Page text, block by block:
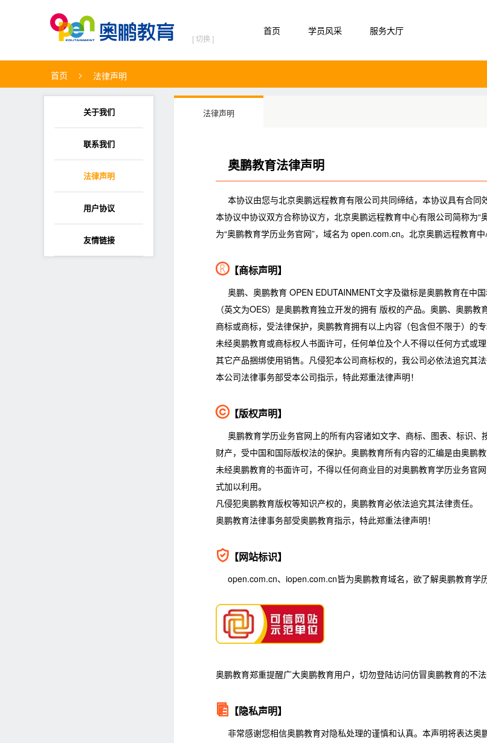
[ 切换 ]
首页 学员风采 服务大厅
首页 > 法律声明
关于我们
联系我们
法律声明
用户协议
友情链接
法律声明
奥鹏教育法律声明
本协议由您与北京奥鹏远程教育有限公司共同缔结，本协议具有合同
本协议中协议双方合称协议方，北京奥鹏远程教育中心有限公司简称为
为“奥鹏教育学历业务官网”，域名为 open.com.cn。北京奥鹏远程教育
【商标声明】
奥鹏、奥鹏教育 OPEN EDUTAINMENT文字及徽标是奥鹏教育在中
（英文为OES）是奥鹏教育独立开发的拥有 版权的产品。奥鹏、奥鹏
商标或商标，受法律保护，奥鹏教育拥有以上内容（包含但不限于）的
未经奥鹏教育或商标权人书面许可，任何单位及个人不得以任何方式或
其它产品捆绑使用销售。凡侵犯本公司商标权的，我公司必依法追究其法
本公司法律事务部受本公司指示，特此郑重法律声明！
【版权声明】
奥鹏教育学历业务官网上的所有内容诸如文字、商标、图表、标识
财产，受中国和国际版权法的保护。奥鹏教育所有内容的汇编是由奥鹏
未经奥鹏教育的书面许可，不得以任何商业目的对奥鹏教育学历业务官
式加以利用。
凡侵犯奥鹏教育版权等知识产权的，奥鹏教育必依法追究其法律责任。
奥鹏教育法律事务部受奥鹏教育指示，特此郑重法律声明！
【网站标识】
open.com.cn、iopen.com.cn皆为奥鹏教育域名，欲了解奥鹏教育学
奥鹏教育郑重提醒广大奥鹏教育用户，切勿登陆访问仿冒奥鹏教育的不法
 【隐私声明】
非常感谢您相信奥鹏教育对隐私处理的谨慎和认真。本声明将表达